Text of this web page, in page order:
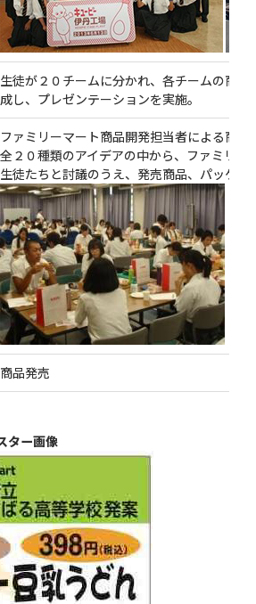
生徒が２０チームに分かれ、各チームの商
成し、プレゼンテーションを実施。
ファミリーマート商品開発担当者による商品
全２０種類のアイデアの中から、ファミリ
生徒たちと討議のうえ、発売商品、パッケ
商品発売
ター画像